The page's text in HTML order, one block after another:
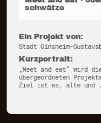
schwätze
Ein Projekt von:
Stadt Ginsheim-
Kurzportrait:
„Meet and eat“ wird
übergeordneten
Ziel ist es, alte und